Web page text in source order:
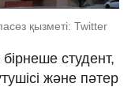
қызметі: Twitter
студент,
және пәтер